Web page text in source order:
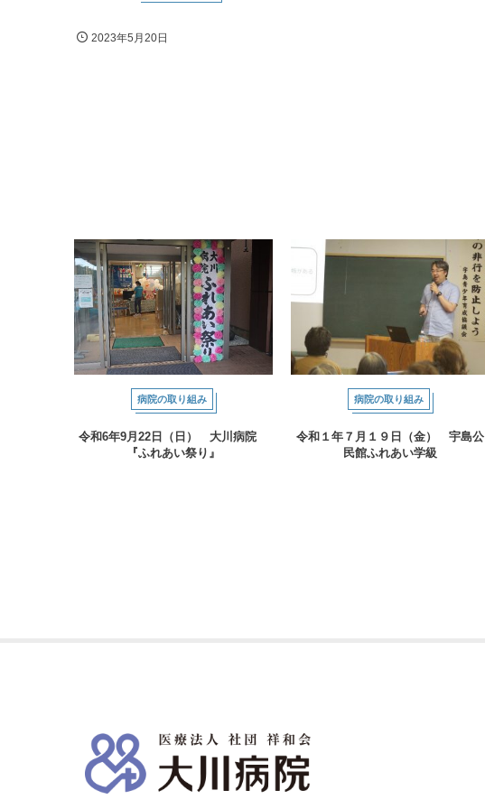
2023年5月20日
病院の取り組み
令和6年9月22日（日） 大川病院
『ふれあい祭り』
病院の取り組み
令和１年７月１９日（金） 宇島公
民館ふれあい学級